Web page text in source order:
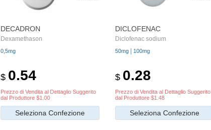
DECADRON
Dexamethason
0,5mg
$ 0.54
Prezzo di Vendita al Dettaglio Suggerito
dal Produttore $1.00
Seleziona Confezione
DICLOFENAC
Diclofenac sodium
50mg | 100mg
$ 0.28
Prezzo di Vendita al Dettaglio Suggerito
dal Produttore $1.48
Seleziona Confezione